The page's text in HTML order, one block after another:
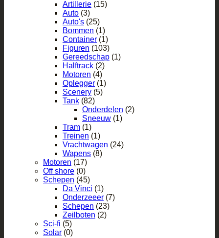
Artillerie (15)
Auto (3)
Auto's (25)
Bommen (1)
Container (1)
Figuren (103)
Gereedschap (1)
Halftrack (2)
Motoren (4)
Oplegger (1)
Scenery (5)
Tank (82)
Onderdelen (2)
Sneeuw (1)
Tram (1)
Treinen (1)
Vrachtwagen (24)
Wapens (8)
Motoren (17)
Off shore (0)
Schepen (45)
Da Vinci (1)
Onderzeeer (7)
Schepen (23)
Zeilboten (2)
Sci-fi (5)
Solar (0)